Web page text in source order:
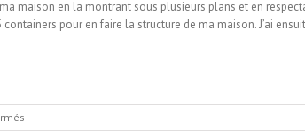
maison en la montrant sous plusieurs plans et en
pour en faire la structure de ma maison. J’ai
Maison